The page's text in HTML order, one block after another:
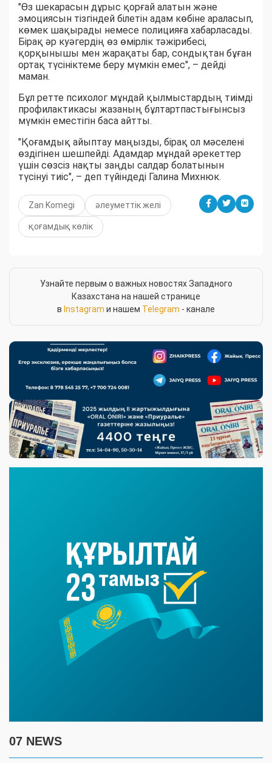
"Өз шекарасын дұрыс қорғай алатын және
эмоциясын тізгіндей білетін адам көбіне араласып,
көмек шақырады немесе полицияға хабарласады.
Бірақ әр куәгердің өз өмірлік тәжірибесі,
қорқынышы мен жарақаты бар, сондықтан бұған
ортақ түсініктеме беру мүмкін емес", – дейді
маман.
Бұл ретте психолог мұндай қылмыстардың тиімді
профилактикасы жазаның бұлтартпастығынсыз
мүмкін еместігін баса айтты.
"Қоғамдық айыптау маңызды, бірақ ол мәселені
өздігінен шешпейді. Адамдар мұндай әрекеттер
үшін сөзсіз нақты заңды салдар болатынын
түсінуі тиіс", – деп түйіндеді Галина Михнюк.
Zan Komegi әлеуметтік желі
қоғамдық көлік
Узнайте первым о важных новостях Западного
Казахстана на нашей странице
в Instagram и нашем Telegram - канале
07 NEWS